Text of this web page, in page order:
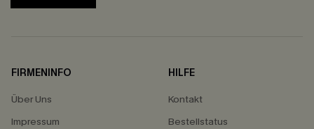
FIRMENINFO
Über Uns
Impressum
HILFE
Kontakt
Bestellstatus